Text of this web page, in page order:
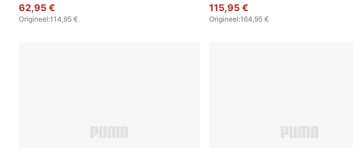
62,95 €
Origineel:114,95 €
heren
115,95 €
Origineel:164,95 €